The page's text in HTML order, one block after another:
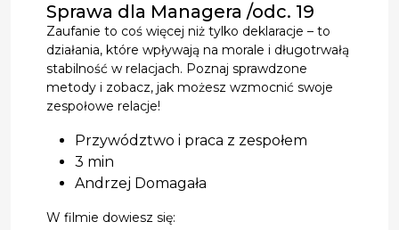
Sprawa dla Managera /odc. 19
Zaufanie to coś więcej niż tylko deklaracje – to
działania, które wpływają na morale i długotrwałą
stabilność w relacjach. Poznaj sprawdzone
metody i zobacz, jak możesz wzmocnić swoje
zespołowe relacje!
Przywództwo i praca z zespołem
3 min
Andrzej Domagała
W filmie dowiesz się: